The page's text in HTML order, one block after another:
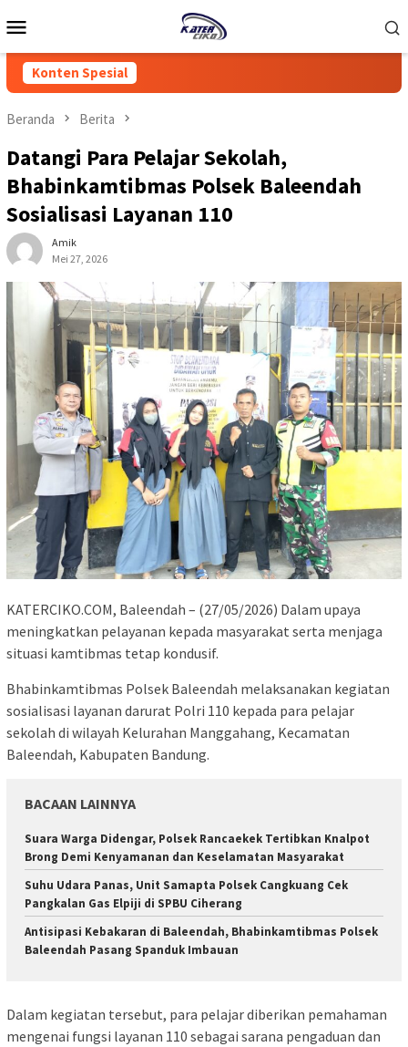
ke
Mobile
Konten Spesial
Beranda Berita
Datangi Para Pelajar Sekolah,
Bhabinkamtibmas Polsek Baleendah
Sosialisasi Layanan 110
Amik
Mei 27, 2026
KATERCIKO.COM, Baleendah – (27/05/2026) Dalam upaya
meningkatkan pelayanan kepada masyarakat serta menjaga
situasi kamtibmas tetap kondusif.
Bhabinkamtibmas Polsek Baleendah melaksanakan kegiatan
sosialisasi layanan darurat Polri 110 kepada para pelajar
sekolah di wilayah Kelurahan Manggahang, Kecamatan
Baleendah, Kabupaten Bandung.
BACAAN LAINNYA
Suara Warga Didengar, Polsek Rancaekek Tertibkan Knalpot
Brong Demi Kenyamanan dan Keselamatan Masyarakat
Suhu Udara Panas, Unit Samapta Polsek Cangkuang Cek
Pangkalan Gas Elpiji di SPBU Ciherang
Antisipasi Kebakaran di Baleendah, Bhabinkamtibmas Polsek
Baleendah Pasang Spanduk Imbauan
Dalam kegiatan tersebut, para pelajar diberikan pemahaman
mengenai fungsi layanan 110 sebagai sarana pengaduan dan